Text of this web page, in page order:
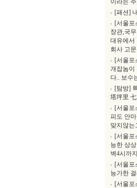
이라는
[패션]
[서울포
장관,국
대유에서
회사 고
[서울포
개잡놈이
다.. 보수
[탐방]
塔坪里
[서울포
피도 안
맞지않는
[서울포
능한 상
벽4시까
[서울포
능가한
[서울포